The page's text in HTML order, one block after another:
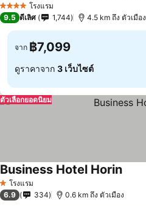
4 ดาว โรงแรม
9.5 ดีเลิศ 1,744 4.5 km ถึง ตัวเมือง
จาก ฿7,099
ดูราคาจาก 3 เว็บไซต์
ตัวเลือกยอดนิยม
1 ดาวโรงแรม
Business Hotel Horin
6.9 334 0.6 km ถึง ตัวเมือง